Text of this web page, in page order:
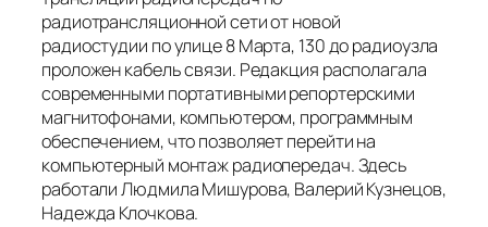
радиотрансляционной сети от новой
радиостудии по улице 8 Марта, 130 до радиоузла
проложен кабель связи. Редакция располагала
современными портативными репортерскими
магнитофонами, компьютером, программным
обеспечением, что позволяет перейти на
компьютерный монтаж радиопередач. Здесь
работали Людмила Мишурова, Валерий Кузнецов,
Надежда Клочкова.